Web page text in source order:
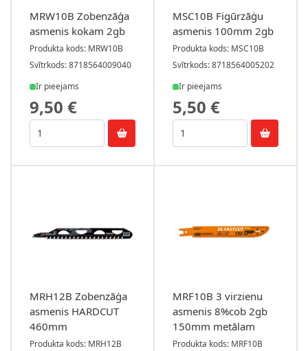
MRW10B Zobenzāģa
asmenis kokam 2gb
Produkta kods: MRW10B
Svītrkods: 8718564009040
Ir pieejams
9,50 €
MSC10B Figūrzāģu
asmenis 100mm 2gb
Produkta kods: MSC10B
Svītrkods: 8718564005202
Ir pieejams
5,50 €
MRH12B Zobenzāģa
asmenis HARDCUT
460mm
Produkta kods: MRH12B
MRF10B 3 virzienu
asmenis 8%cob 2gb
150mm metālam
Produkta kods: MRF10B